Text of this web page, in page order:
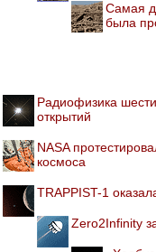
Самая
была
Радиофизика
открытий
NASA
космоса
TRAPPIST-1
Zero2Infinity